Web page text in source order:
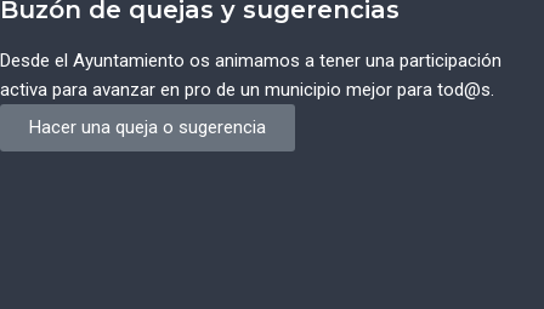
Buzón de quejas y sugerencias
Desde el Ayuntamiento os animamos a tener una participación
activa para avanzar en pro de un municipio mejor para tod@s.
Hacer una queja o sugerencia